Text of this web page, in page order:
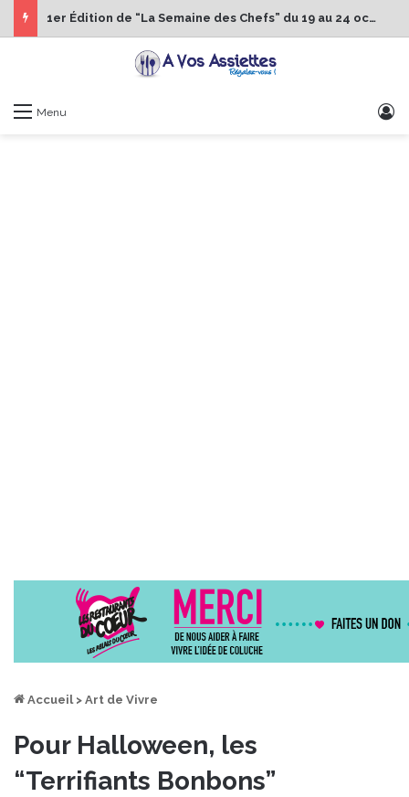
1er Édition de “La Semaine des Chefs” du 19 au 24 octobre 2026
Menu
Accueil > Art de Vivre
Pour Halloween, les
“Terrifiants Bonbons”